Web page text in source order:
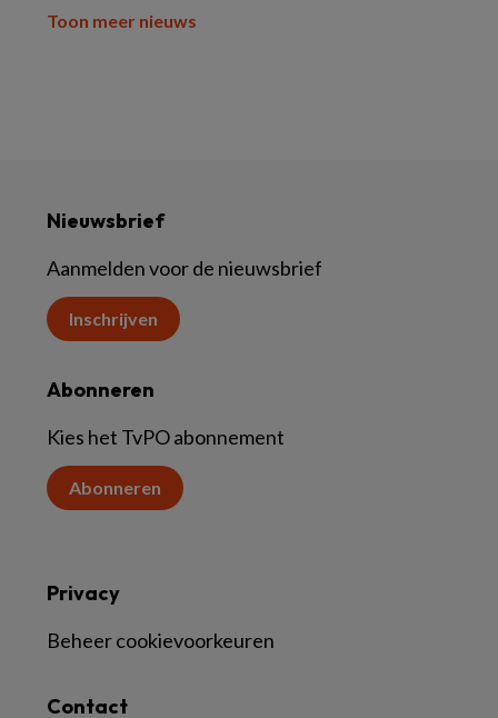
Toon meer nieuws
Nieuwsbrief
Aanmelden voor de nieuwsbrief
Inschrijven
Abonneren
Kies het TvPO abonnement
Abonneren
Contact
Privacy
Beheer cookievoorkeuren